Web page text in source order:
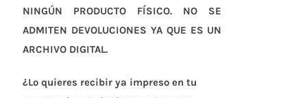
NINGÚN PRODUCTO FÍSICO. NO SE
ADMITEN DEVOLUCIONES YA QUE ES UN
ARCHIVO DIGITAL.
¿Lo quieres recibir ya impreso en tu